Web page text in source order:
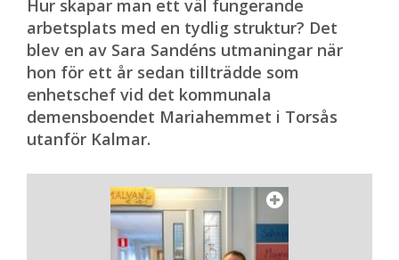
Hur skapar man ett väl fungerande
arbetsplats med en tydlig struktur? Det
blev en av Sara Sandéns utmaningar när
hon för ett år sedan tillträdde som
enhetschef vid det kommunala
demensboendet Mariahemmet i Torsås
utanför Kalmar.